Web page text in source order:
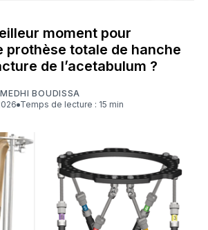
moment pour
prothèse totale de hanche
de l’acetabulum ?
MEDHI BOUDISSA
Temps de lecture : 15 min